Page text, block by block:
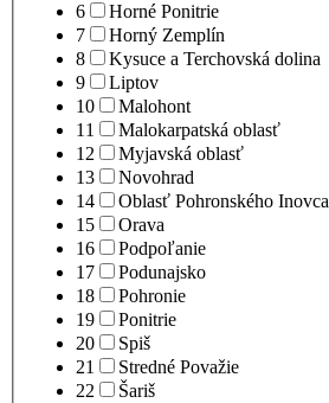
6
Horné Ponitrie
7
Horný Zemplín
8
Kysuce a Terchovská dolina
9
Liptov
10
Malohont
11
Malokarpatská oblasť
12
Myjavská oblasť
13
Novohrad
14
Oblasť Pohronského Inovca
15
Orava
16
Podpoľanie
17
Podunajsko
18
Pohronie
19
Ponitrie
20
Spiš
21
Stredné Považie
22
Šariš